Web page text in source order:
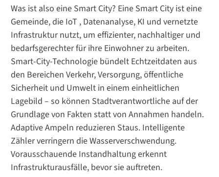
Was ist also eine Smart City? Eine Smart City ist eine
Gemeinde, die IoT , Datenanalyse, KI und vernetzte
Infrastruktur nutzt, um effizienter, nachhaltiger und
bedarfsgerechter für ihre Einwohner zu arbeiten.
Smart-City-Technologie bündelt Echtzeitdaten aus
den Bereichen Verkehr, Versorgung, öffentliche
Sicherheit und Umwelt in einem einheitlichen
Lagebild – so können Stadtverantwortliche auf der
Grundlage von Fakten statt von Annahmen handeln.
Adaptive Ampeln reduzieren Staus. Intelligente
Zähler verringern die Wasserverschwendung.
Vorausschauende Instandhaltung erkennt
Infrastrukturausfälle, bevor sie auftreten.